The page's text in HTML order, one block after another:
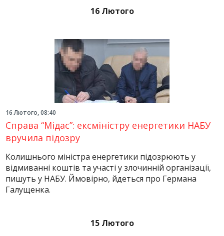
16 Лютого
16 Лютого, 08:40
Справа “Мідас”: ексміністру енергетики НАБУ
вручила підозру
Колишнього міністра енергетики підозрюють у
відмиванні коштів та участі у злочинній організації,
пишуть у НАБУ. Ймовірно, йдеться про Германа
Галущенка.
15 Лютого